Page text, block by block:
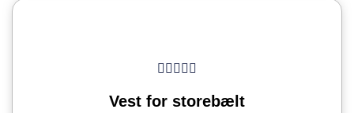
Vest for storebælt